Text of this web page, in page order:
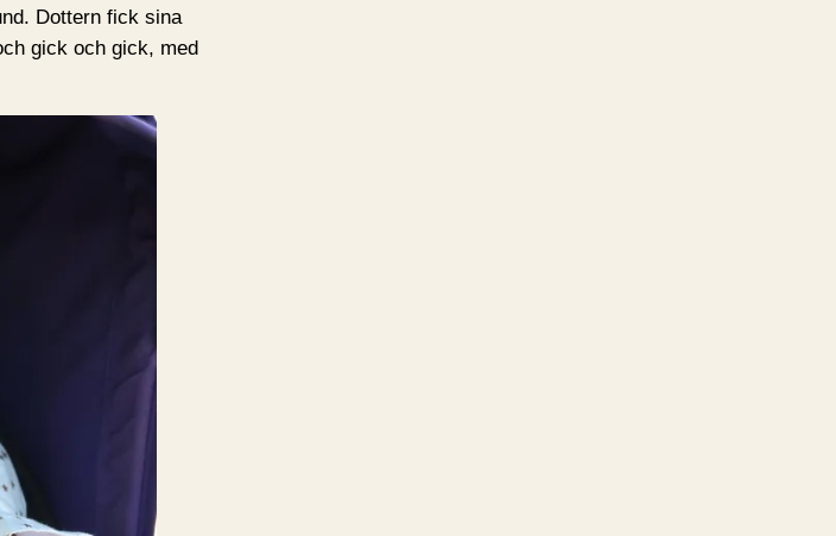
Dottern fick sina
gick och gick, med